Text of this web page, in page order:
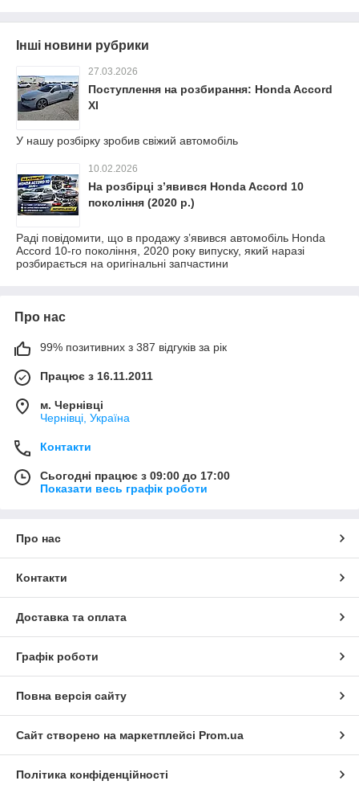
Інші новини рубрики
27.03.2026
Поступлення на розбирання: Honda Accord
XI
У нашу розбірку зробив свіжий автомобіль
10.02.2026
На розбірці з’явився Honda Accord 10
покоління (2020 р.)
Раді повідомити, що в продажу з’явився автомобіль Honda
Accord 10-го покоління, 2020 року випуску, який наразі
розбирається на оригінальні запчастини
Про нас
99% позитивних з 387 відгуків за рік
Працює з 16.11.2011
м. Чернівці
Чернівці, Україна
Контакти
Сьогодні працює з 09:00 до 17:00
Показати весь графік роботи
Про нас
Контакти
Доставка та оплата
Графік роботи
Повна версія сайту
Сайт створено на маркетплейсі Prom.ua
Політика конфіденційності